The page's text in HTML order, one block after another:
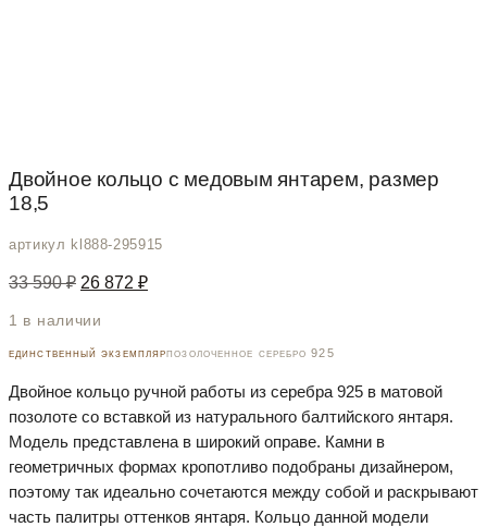
Двойное кольцо с медовым янтарем, размер
18,5
артикул kl888-295915
33 590₽ Первоначальная
составляла
590 ₽.
26 872 ₽Текущая
1 в наличии
единственный экземплярпозолоченное серебро 925
Двойное кольцо ручной работы из серебра 925 в матовой
позолоте со вставкой из натурального балтийского янтаря.
Модель представлена в широкий оправе. Камни в
геометричных формах кропотливо подобраны дизайнером,
поэтому так идеально сочетаются между собой и раскрывают
часть палитры оттенков янтаря. Кольцо данной модели